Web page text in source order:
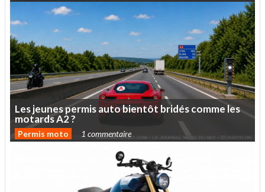
Lesjeunespermisautobientôt bridéscommeles
motardsA2?
Permis moto 1 commentaire